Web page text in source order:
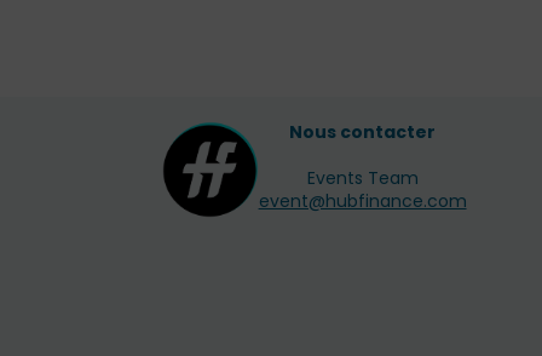
Nous contacter
Events Team
event@hubfinance.com